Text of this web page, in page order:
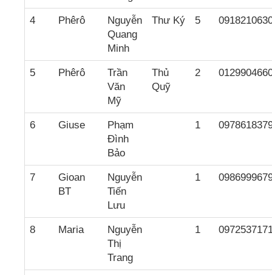
4 Phêrô
Nguyễn
Quang
Minh
Thư Ký 5
5 Phêrô
Trần
Văn
Mỹ
Thủ
Quỹ
2
6 Giuse
Phạm
Đình
Bảo
1
7
Gioan
BT
Nguyễn
Tiến
Lưu
1
8 Maria
Nguyễn
Thị
Trang
1